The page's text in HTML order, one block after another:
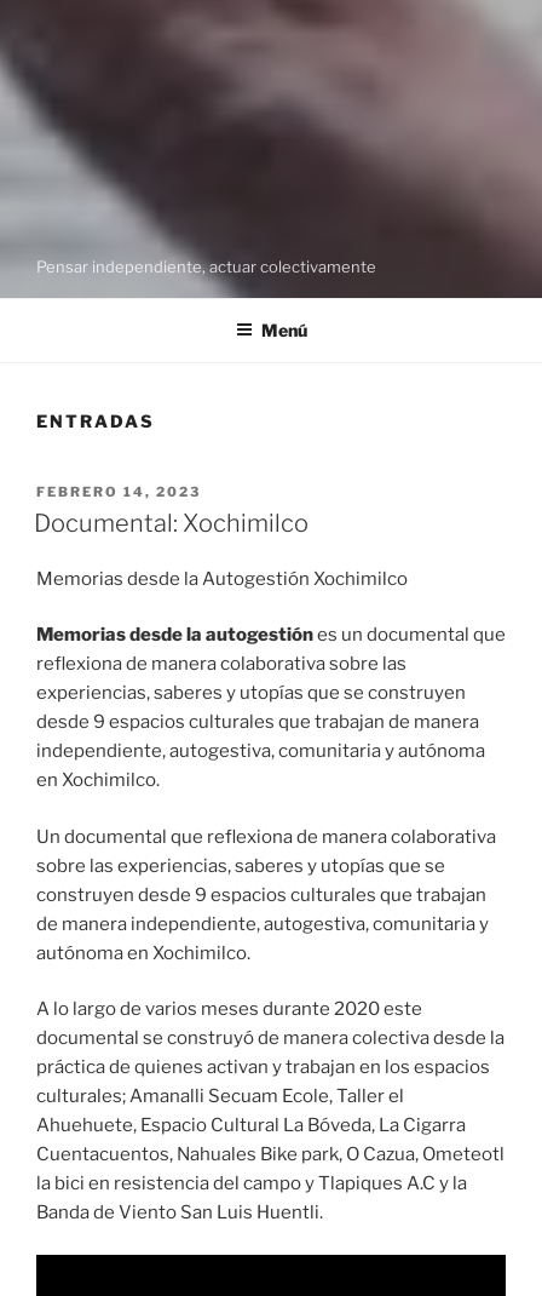
Pensar independiente, actuar colectivamente
Menú
ENTRADAS
PUBLICADO
EL
FEBRERO 14, 2023
Documental: Xochimilco
Memorias desde la Autogestión Xochimilco
Memorias desde la autogestiónes un documental que
reflexiona de manera colaborativa sobre las
experiencias, saberes y utopías que se construyen
desde 9 espacios culturales que trabajan de manera
independiente, autogestiva, comunitaria y autónoma
en Xochimilco.
Un documental que reflexiona de manera colaborativa
sobre las experiencias, saberes y utopías que se
construyen desde 9 espacios culturales que trabajan
de manera independiente, autogestiva, comunitaria y
autónoma en Xochimilco.
A lo largo de varios meses durante 2020 este
documental se construyó de manera colectiva desde la
práctica de quienes activan y trabajan en los espacios
culturales; Amanalli Secuam Ecole, Taller el
Ahuehuete, Espacio Cultural La Bóveda, La Cigarra
Cuentacuentos, Nahuales Bike park, O Cazua, Ometeotl
la bici en resistencia del campo y Tlapiques A.C y la
Banda de Viento San Luis Huentli.